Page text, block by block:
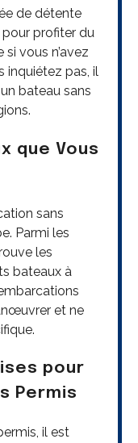
de détente
pour profiter du
vous n’avez
inquiétez pas, il
bateau sans
que Vous
sans
Parmi les
les
bateaux à
et ne
pour
Permis
il est